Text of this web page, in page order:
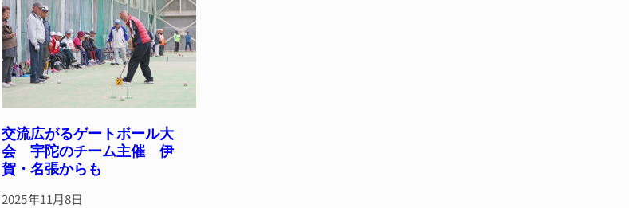
交流広がるゲートボール大
会 宇陀のチーム主催 伊
賀・名張からも
2025年11月8日